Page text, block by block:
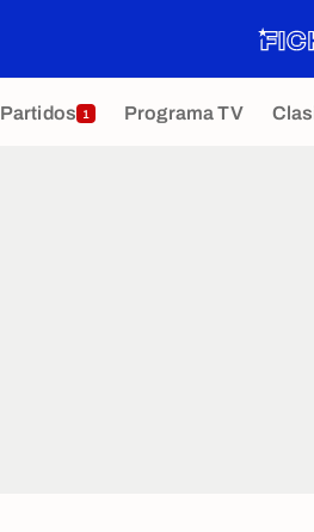
Partidos 1 Programa TV